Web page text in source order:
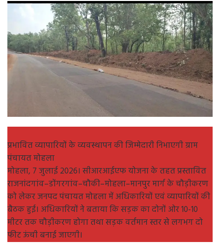
email
प्रभावित व्यापारियों के व्यवस्थापन की जिम्मेदारी निभाएगी ग्राम
पंचायत मोहला
मोहला, 7 जुलाई 2026। सीआरआईएफ योजना के तहत प्रस्तावित
राजनांदगांव–डोंगरगांव–चौकी–मोहला–मानपुर मार्ग के चौड़ीकरण
को लेकर जनपद पंचायत मोहला में अधिकारियों एवं व्यापारियों की
बैठक हुई। अधिकारियों ने बताया कि सड़क का दोनों ओर 10-10
मीटर तक चौड़ीकरण होगा तथा सड़क वर्तमान स्तर से लगभग दो
फीट ऊंची बनाई जाएगी।